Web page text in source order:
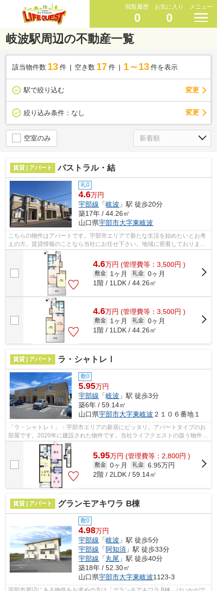
閲覧履歴
0
お気に入り
0
メニュー
岐波駅周辺の不動産一覧
該当物件数 13件 空き数 17 件 1～13 件を表示
駅で絞り込む 変更
絞り込み条件： なし 変更
空室のみ
賃貸 | アパート パストラル・結
礼0
4.6万円
宇部線 「岐波 」駅 徒歩20分
築17年 / 44.26㎡
山口県宇部市大字東岐波
こちらの物件はアパートです。宇部市エリアで新たな生活を始めたいとお考
えの方。賃貸情報のことなら当社にお任せ下さい。地域に密着しております
ので、確かな地域情報と賃貸情報をご...
4.6万円 (管理費等：3,500円 )
敷金 1ヶ月 礼金 0ヶ月
1階 / 1LDK / 44.26㎡
4.6万円 (管理費等：3,500円 )
敷金 1ヶ月 礼金 0ヶ月
1階 / 1LDK / 44.26㎡
賃貸 | アパート ラ・シャトレⅠ
敷0
5.95万円
宇部線 「岐波 」駅 徒歩3分
築6年 / 59.14㎡
山口県宇部市大字東岐波 ２１０６番地１
「ラ・シャトレⅠ」：宇部市エリアの新居にピッタリ。アパートタイプのお
部屋です。2020年に建設された物件です。当社ライフクエストの扱う物件
が、ココ宇部市エリアに満載です。お問い...
5.95万円 (管理費等：2,800円 )
敷金 0ヶ月 礼金 6.95万円
2階 / 2LDK / 59.14㎡
賃貸 | アパート グランモアキワラ B棟
敷0
4.98万円
宇部線 「岐波 」駅 徒歩5分
宇部線 「 阿知須 」駅 徒歩33分
宇部線 「丸尾 」駅 徒歩40分
築18年 / 52.30㎡
山口県宇部市大字東岐波1123-3